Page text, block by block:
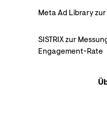
Meta Ad Library
SISTRIX zur
Engagement-Rate